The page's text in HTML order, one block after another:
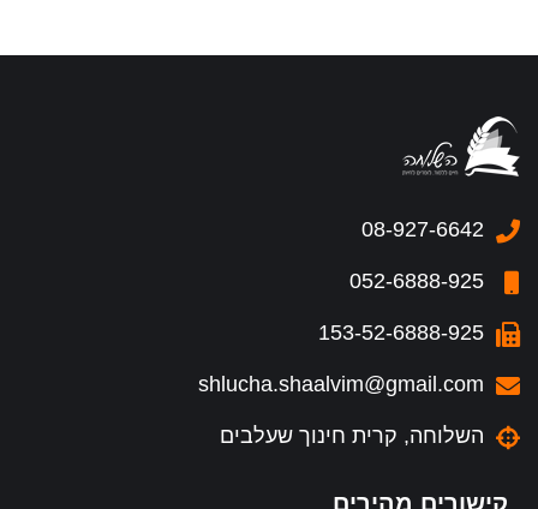
08-927-6642
052-6888-925
153-52-6888-925
shlucha.shaalvim@gmail.com
השלוחה, קרית חינוך שעלבים
קישורים מהירים